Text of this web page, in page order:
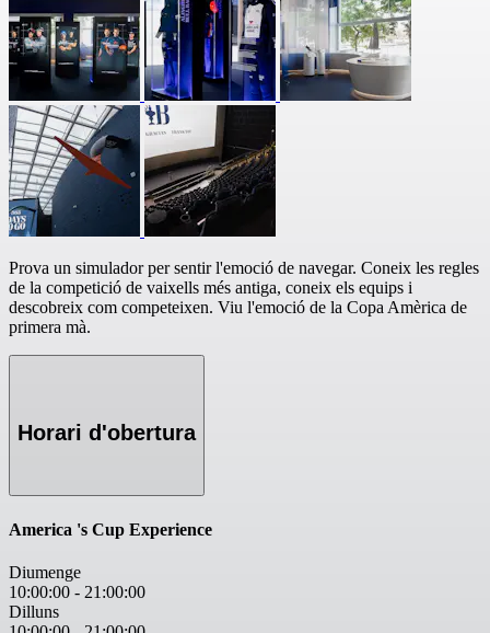
Prova un simulador per sentir l'emoció de navegar. Coneix les regles
de la competició de vaixells més antiga, coneix els equips i
descobreix com competeixen. Viu l'emoció de la Copa Amèrica de
primera mà.
Horari d'obertura
America 's Cup Experience
Diumenge
10:00:00 - 21:00:00
Dilluns